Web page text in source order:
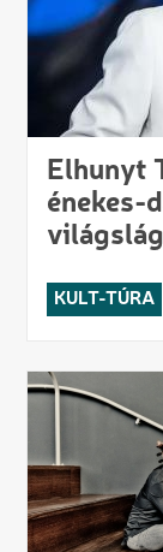
Elhunyt
énekes-
KULT-TÚRA